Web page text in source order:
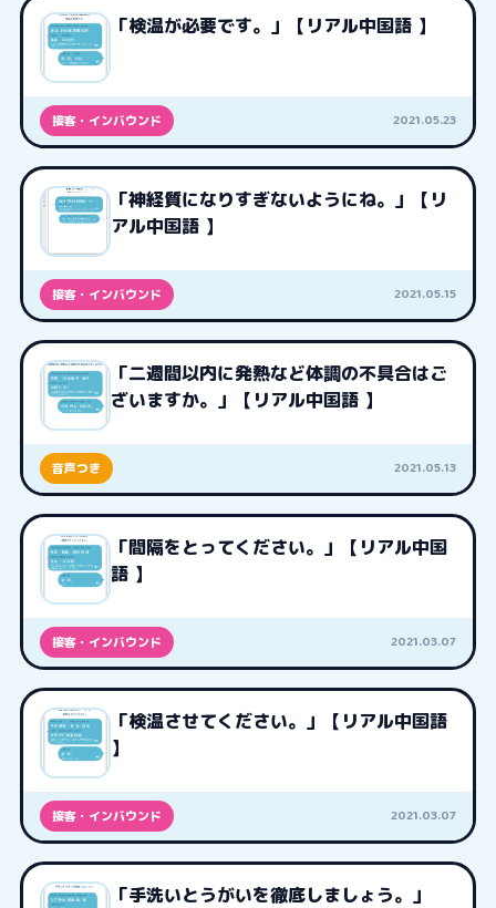
「検温が必要です。」【リアル中国語 】
接客・インバウンド 2021.05.23
「神経質になりすぎないようにね。」【リ
アル中国語 】
接客・インバウンド 2021.05.15
「二週間以内に発熱など体調の不具合はご
ざいますか。」【リアル中国語 】
音声つき 2021.05.13
「間隔をとってください。」【リアル中国
語 】
接客・インバウンド 2021.03.07
「検温させてください。」【リアル中国語
】
接客・インバウンド 2021.03.07
「手洗いとうがいを徹底しましょう。」